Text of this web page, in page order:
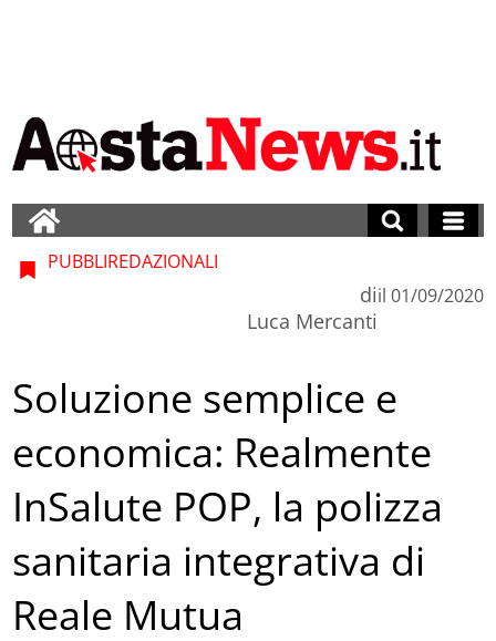
PUBBLIREDAZIONALI
di
Luca Mercanti
il 01/09/2020
Soluzione semplice e
economica: Realmente
InSalute POP, la polizza
sanitaria integrativa di
Reale Mutua